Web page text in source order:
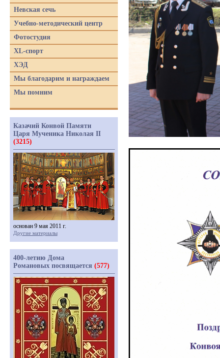
Невская сечь
Учебно-методический центр
Фотостудия
XL-спорт
ХЭД
Мы благодарим и награждаем
Мы помним
Казачий Конвой Памяти
Царя Мученика Николая II
(3215)
основан 9 мая 2011 г.
Другие материалы
400-летию Дома
Романовых посвящается (577)